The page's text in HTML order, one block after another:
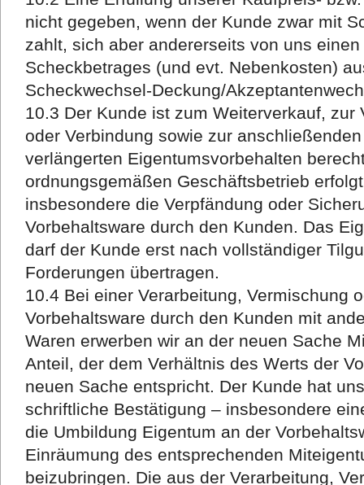
nicht gegeben, wenn der Kunde zwar mit
zahlt, sich aber andererseits von uns
Scheckbetrages (und evt. Nebenkosten)
Scheckwechsel-Deckung/
10.3 Der Kunde ist zum Weiterverkauf, zur
oder Verbindung sowie zur
verlängerten Eigentumsvorbehalten
ordnungsgemäßen Geschäftsbetrieb
insbesondere die Verpfändung oder
Vorbehaltsware durch den Kunden. Das
darf der Kunde erst nach vollständiger
Forderungen übertragen.
10.4 Bei einer Verarbeitung, Vermischung
Vorbehaltsware durch den Kunden mit
Waren erwerben wir an der neuen Sache
Anteil, der dem Verhältnis des Werts der
neuen Sache entspricht. Der Kunde hat
schriftliche Bestätigung – insbesondere
die Umbildung Eigentum an der
Einräumung des entsprechenden
beizubringen. Die aus der Verarbeitung,